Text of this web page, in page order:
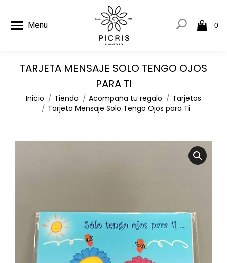
Menu 0
TARJETA MENSAJE SOLO TENGO OJOS
PARA TI
Estás aquí:
Inicio Tienda Acompaña tu regalo
Tarjetas
Tarjeta Mensaje Solo Tengo Ojos para Ti